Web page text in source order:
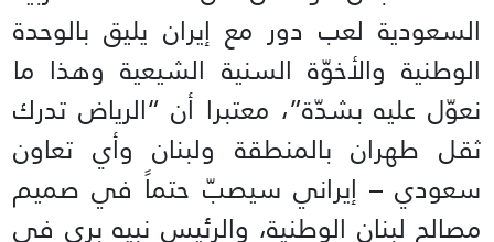
السعودية لعب دور مع إيران يليق بالوحدة
الوطنية والأخوّة السنية الشيعية وهذا ما
نعوّل عليه بشدّة”، معتبرا أن “الرياض تدرك
ثقل طهران بالمنطقة ولبنان وأي تعاون
سعودي – إيراني سيصبّ حتماً في صميم
مصالح لبنان الوطنية، والرئيس نبيه بري في